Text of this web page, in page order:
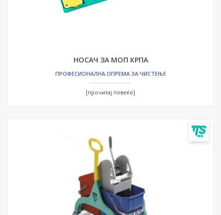
НОСАЧ ЗА МОП КРПА
ПРОФЕСИОНАЛНА ОПРЕМА ЗА ЧИСТЕЊЕ
[прочитај повеќе]